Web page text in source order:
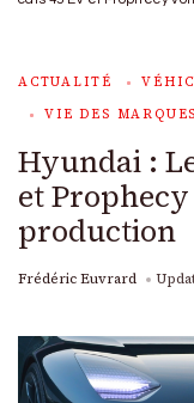
ACTUALITÉ
VIE DES MARQUES
Hyundai :
et
production
Frédéric Euvrard